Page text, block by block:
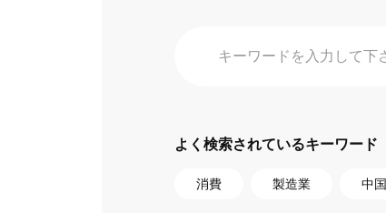
よく検索されているキーワード
消費 製造業 中国